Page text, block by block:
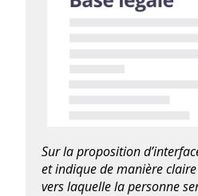
Sur la proposition
et indique de manière
vers laquelle la personne